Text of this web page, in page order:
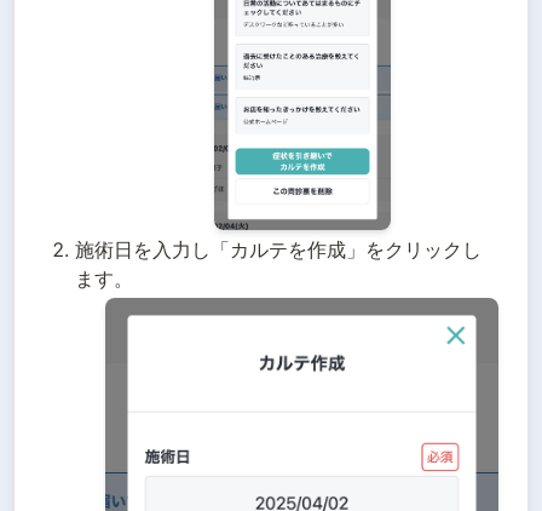
施術日を入力し「カルテを作成」をクリックし
ます。